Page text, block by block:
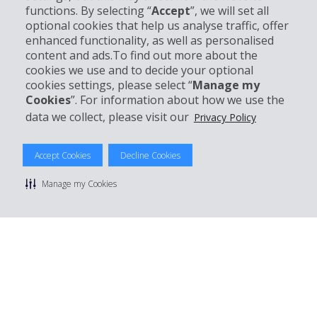
functions. By selecting “Accept”, we will set all
optional cookies that help us analyse traffic, offer
enhanced functionality, as well as personalised
content and ads.To find out more about the
cookies we use and to decide your optional
cookies settings, please select “Manage my
Cookies”. For information about how we use the
data we collect, please visit our Privacy Policy
Accept Cookies Decline Cookies
Manage my Cookies
Support client
Réserver avec Hertz
© 2026 The Hertz System, Inc.
Politique de confidentialité | Conditions d'utilisation du site
Conditions de location
Gérer mes cookies